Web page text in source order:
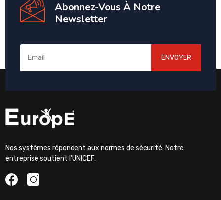
Abonnez-Vous À Notre
Newsletter
ENVOYER
Nos systèmes répondent aux normes de sécurité. Notre
entreprise soutient l'UNICEF.